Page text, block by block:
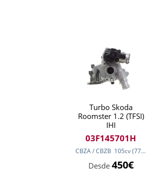
Turbo Skoda
Roomster 1.2 (TFSI)
IHI
03F145701H
CBZA / CBZB 105cv(77kw
Desde 450€